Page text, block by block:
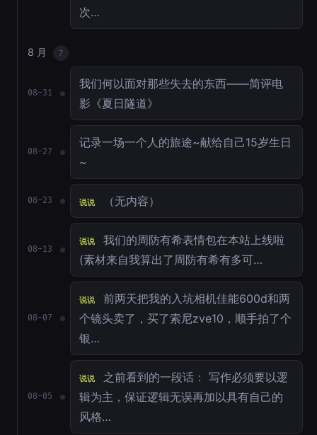
次…
8 月 7
08-31
我们何以面对那些失去的东西——简评电
影《夏日隧道》
08-27
记录一场一个人的旅途~献给自己15岁生日
~
08-23 说说 （无内容）
08-13
说说
我们的周防有希表情包在本站上线啦
(素材来自我算出了周防有希有多可…
08-07
说说
前两天把我的入坑相机佳能600d和两
个镜头卖了，买了索尼zve10，顺手拍了个
银…
08-05
说说
之前看到的一段话： 写作必须要以逻
辑为主，保证逻辑无误再加以具有自己的
风格…